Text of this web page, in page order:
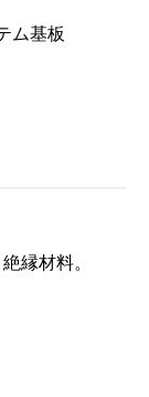
基板
縁材料。